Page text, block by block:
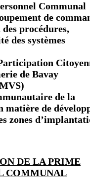
Communal
de
procédures,
des systèmes
de Bavay
de la
matière de
zones
DE LA PRIME
COMMUNAL